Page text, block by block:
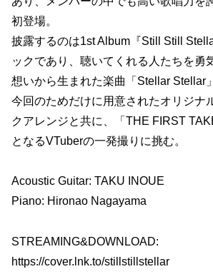
初登場。
披露するのは1st Album『Still Still
ックであり、聴いてくれる人たちを勇
想いから生まれた楽曲「Stellar Stellar
今回のためだけに用意されたオリジナ
クアレンジと共に、「THE FIRST
となるVTuberの一発撮りに挑む。
Acoustic Guitar: TAKU INOUE
Piano: Hironao Nagayama
STREAMING&DOWNLOAD:
https://cover.lnk.to/stillstillstellar